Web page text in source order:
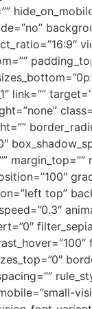
link=””
top”